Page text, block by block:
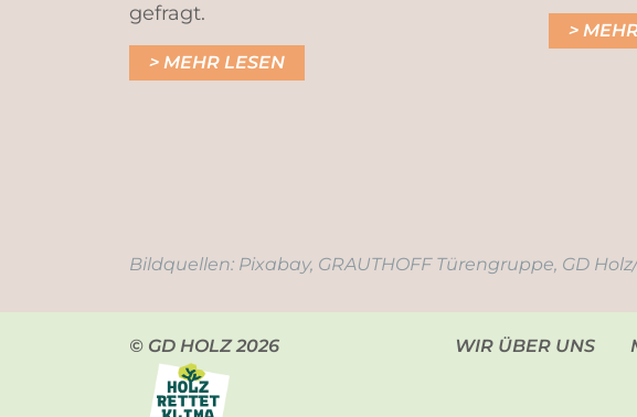
gefragt.
MEHR LESEN
Bildquellen: Pixabay, GRAUTHOFF Türengruppe, GD
© GD HOLZ 2026 WIR ÜBER UNS